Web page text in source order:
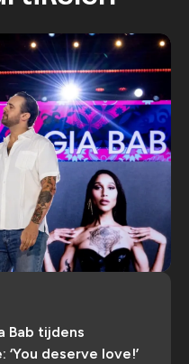
Bab tijdens
deserve love!’